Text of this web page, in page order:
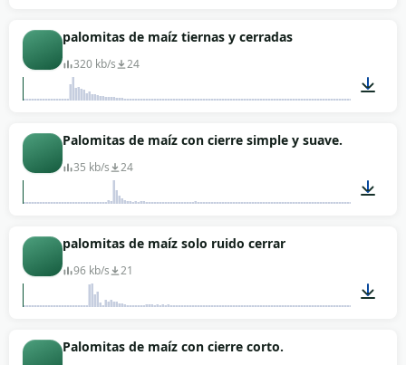
palomitas de maíz tiernas y cerradas
320 kb/s 24
Palomitas de maíz con cierre simple y suave.
35 kb/s 24
palomitas de maíz solo ruido cerrar
96 kb/s 21
Palomitas de maíz con cierre corto.